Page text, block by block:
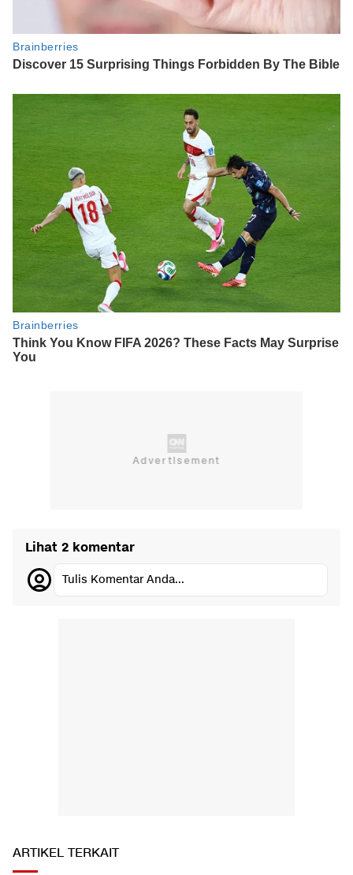
Lihat 2 komentar
Tulis Komentar Anda...
ARTIKEL TERKAIT